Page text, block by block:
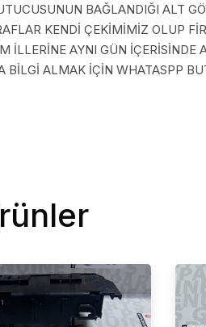
BAĞLANDIĞI ALT
KENDİ ÇEKİMİMİZ OLUP
İLLERİNE AYNI GÜN
BİLGİ ALMAK İÇİN WHATASPP